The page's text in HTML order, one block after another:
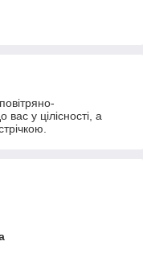
у цілісності, а